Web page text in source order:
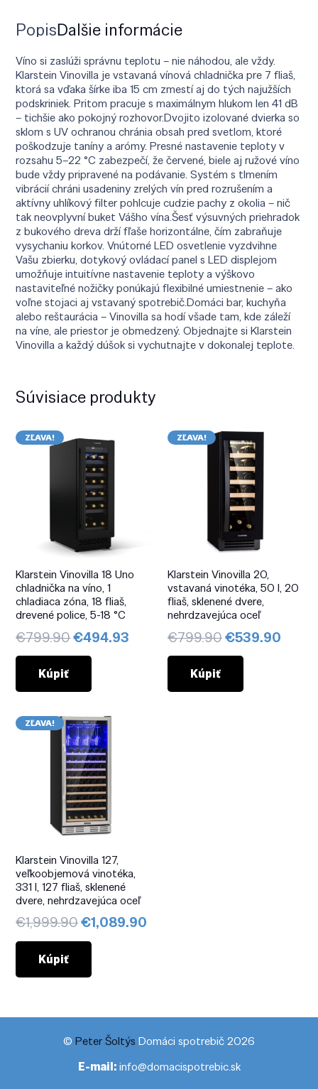
PopisĎalšie informácie
Víno si zaslúži správnu teplotu – nie náhodou, ale vždy.
Klarstein Vinovilla je vstavaná vínová chladnička pre 7 fliaš,
ktorá sa vďaka šírke iba 15 cm zmestí aj do tých najužších
podskriniek. Pritom pracuje s maximálnym hlukom len 41 dB
– tichšie ako pokojný rozhovor.Dvojito izolované dvierka so
sklom s UV ochranou chránia obsah pred svetlom, ktoré
poškodzuje taníny a arómy. Presné nastavenie teploty v
rozsahu 5–22 °C zabezpečí, že červené, biele aj ružové víno
bude vždy pripravené na podávanie. Systém s tlmením
vibrácií chráni usadeniny zrelých vín pred rozrušením a
aktívny uhlíkový filter pohlcuje cudzie pachy z okolia – nič
tak neovplyvní buket Vášho vína.Šesť výsuvných priehradok
z bukového dreva drží fľaše horizontálne, čím zabraňuje
vysychaniu korkov. Vnútorné LED osvetlenie vyzdvihne
Vašu zbierku, dotykový ovládací panel s LED displejom
umožňuje intuitívne nastavenie teploty a výškovo
nastaviteľné nožičky ponúkajú flexibilné umiestnenie – ako
voľne stojaci aj vstavaný spotrebič.Domáci bar, kuchyňa
alebo reštaurácia – Vinovilla sa hodí všade tam, kde záleží
na víne, ale priestor je obmedzený. Objednajte si Klarstein
Vinovilla a každý dúšok si vychutnajte v dokonalej teplote.
Súvisiace produkty
ZĽAVA!
Klarstein Vinovilla 18 Uno
chladnička na víno, 1
chladiaca zóna, 18 fliaš,
drevené police, 5-18 °C
€799.90Pôvodná
cena
€799.90.
€494.93 Aktuálna
€494.93.
Kúpiť
ZĽAVA!
Klarstein Vinovilla 20,
vstavaná vinotéka, 50 l, 20
fliaš, sklenené dvere,
nehrdzavejúca oceľ
€799.90Pôvodná
cena
€799.90.
€539.90
Kúpiť
ZĽAVA!
Klarstein Vinovilla 127,
veľkoobjemová vinotéka,
331 l, 127 fliaš, sklenené
dvere, nehrdzavejúca oceľ
€1,999.90Pôvodná
cena
€1,999.90.
€1,089.90
Kúpiť
© Peter Šoltýs Domáci spotrebič 2026
E-mail:info@domacispotrebic.sk